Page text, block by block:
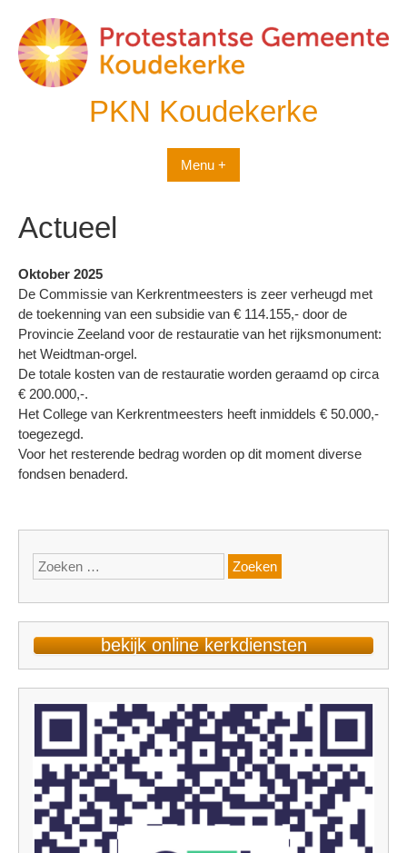
naar
inhoud
PKN Koudekerke
Menu +
Actueel
Oktober 2025
De Commissie van Kerkrentmeesters is zeer verheugd met
de toekenning van een subsidie van € 114.155,- door de
Provincie Zeeland voor de restauratie van het rijksmonument:
het Weidtman-orgel.
De totale kosten van de restauratie worden geraamd op circa
€ 200.000,-.
Het College van Kerkrentmeesters heeft inmiddels € 50.000,-
toegezegd.
Voor het resterende bedrag worden op dit moment diverse
fondsen benaderd.
Zoeken
naar:
bekijk online kerkdiensten